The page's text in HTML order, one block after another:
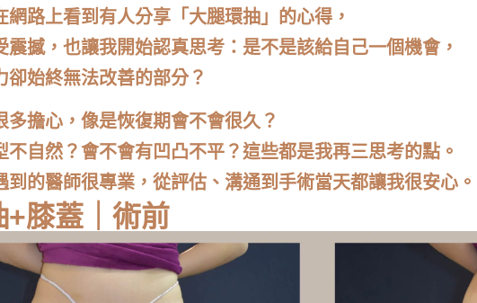
網路上看到有人分享「大腿環抽」的心得，
震撼，也讓我開始認真思考：是不是該給自己一個機會，
卻始終無法改善的部分？
多擔心，像是恢復期會不會很久？
不自然？會不會有凹凸不平？這些都是我再三思考的點。
到的醫師很專業，從評估、溝通到手術當天都讓我很安心。
膝蓋｜術前